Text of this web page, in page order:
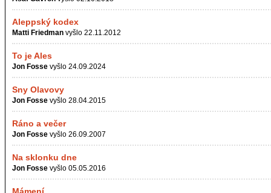
Aleppský kodex
Matti Friedman vyšlo 22.11.2012
To je Ales
Jon Fosse vyšlo 24.09.2024
Sny Olavovy
Jon Fosse vyšlo 28.04.2015
Ráno a večer
Jon Fosse vyšlo 26.09.2007
Na sklonku dne
Jon Fosse vyšlo 05.05.2016